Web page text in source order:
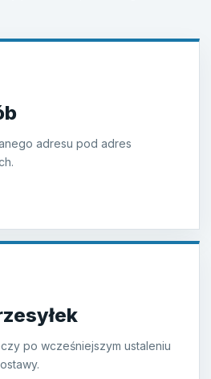
adresu pod adres
po wcześniejszym ustaleniu